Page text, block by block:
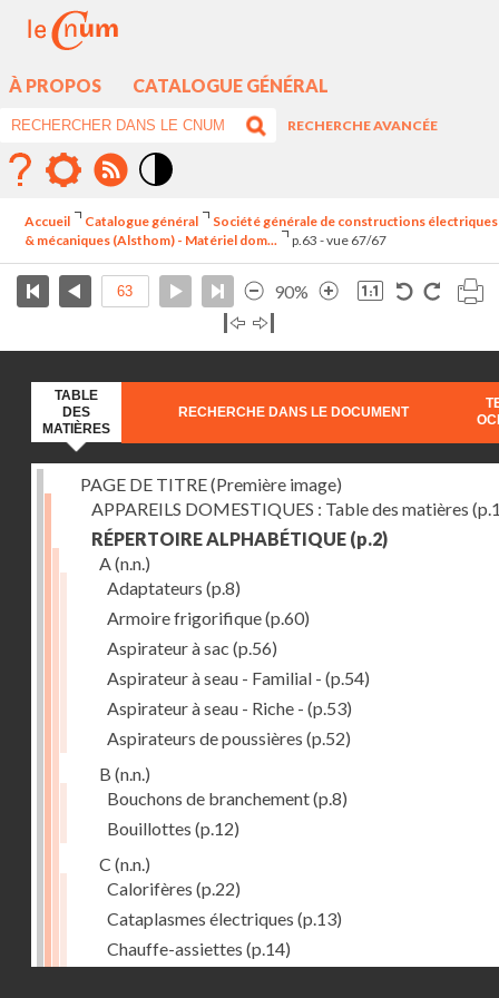
À PROPOS CATALOGUE GÉNÉRAL
RECHERCHE AVANCÉE
élévé
Accueil Catalogue général
Société générale de constructions électriques
& mécaniques (Alsthom) - Matériel dom...
p.63 - vue 67/67
90%
TABLE
DES
MATIÈRES
RECHERCHE DANS LE DOCUMENT
PAGE DE TITRE (Première image)
APPAREILS DOMESTIQUES : Table des matières
RÉPERTOIRE ALPHABÉTIQUE (p.2)
A (n.n.)
Adaptateurs (p.8)
Armoire frigorifique(p.60)
Aspirateur à sac (p.56)
Aspirateur à seau - Familial - (p.54)
Aspirateur à seau - Riche - (p.53)
Aspirateurs de poussières (p.52)
B (n.n.)
Bouchons de branchement(p.8)
Bouillottes (p.12)
C (n.n.)
Calorifères (p.22)
Cataplasmes électriques (p.13)
Chauffe-assiettes (p.14)